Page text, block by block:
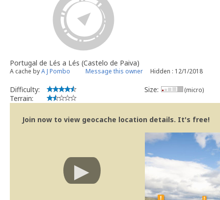
Portugal de Lés a Lés (Castelo de Paiva)
A cache byA J Pombo Message this owner Hidden : 12/1/2018
Difficulty:
Terrain:
Size: (micro)
Join now to view geocache location details. It's free!